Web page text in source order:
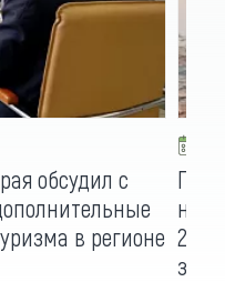
обсудил с
в регионе
на